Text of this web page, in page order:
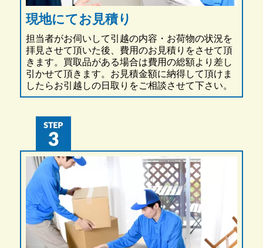
現地にてお見積り
担当者がお伺いして引越の内容・お荷物の状況を
拝見させて頂いた後、費用のお見積りをさせて頂
きます。買取品がある場合は費用の総額より差し
引かせて頂きます。お見積金額に納得して頂けま
したらお引越しの日取りをご相談させて下さい。